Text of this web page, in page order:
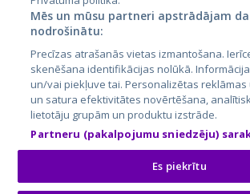
City24.lv
City24.ee
GetaPro.lv
GetaPro.ee
Skelbiu.lt
Autoplius.lt
Aruodas.lt
Kainos.lt
Paslaugos.lt
auto24.ee
KV.ee
Osta.ee
Mēs un mūsu partneri apstrādājam
nodrošinātu:
Precīzas atrašanās vietas izmantošana.
skenēšana identifikācijas nolūkā.
un/vai piekļuve tai. Personalizētas
un satura efektivitātes novērtēšana,
lietotāju grupām un produktu izstrāde.
Partneru (pakalpojumu sniedzēju)
Es piekrītu